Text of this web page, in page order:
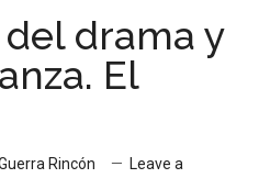
drama y
El
Rincón
Leave a